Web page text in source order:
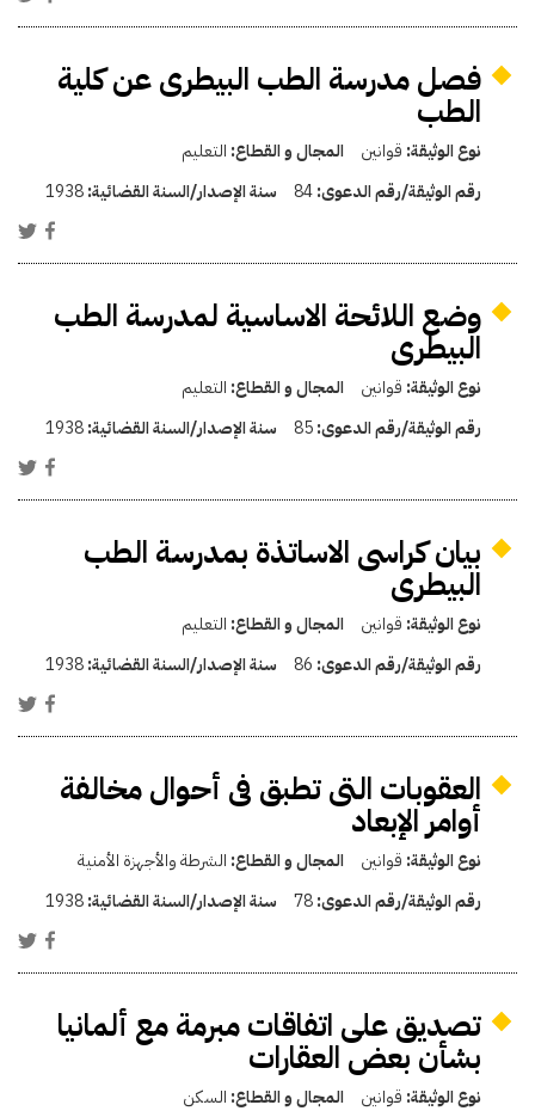
فصل مدرسة الطب البيطرى عن كلية
الطب
نوع الوثيقة: قوانين المجال و القطاع: التعليم
رقم الوثيقة/رقم الدعوى:84 سنة الإصدار/السنة القضائية:1938
وضع اللائحة الاساسية لمدرسة الطب
البيطرى
نوع الوثيقة: قوانين المجال و القطاع: التعليم
رقم الوثيقة/رقم الدعوى:85 سنة الإصدار/السنة القضائية:1938
بيان كراسى الاساتذة بمدرسة الطب
البيطرى
نوع الوثيقة: قوانين المجال و القطاع: التعليم
رقم الوثيقة/رقم الدعوى: 86 سنة الإصدار/السنة القضائية:1938
العقوبات التى تطبق فى أحوال مخالفة
أوامر الإبعاد
نوع الوثيقة: قوانين المجال و القطاع: الشرطة والأجهزة الأمنية
رقم الوثيقة/رقم الدعوى:78 سنة الإصدار/السنة القضائية:1938
تصديق على اتفاقات مبرمة مع ألمانيا
بشأن بعض العقارات
نوع الوثيقة: قوانين المجال و القطاع: السكن